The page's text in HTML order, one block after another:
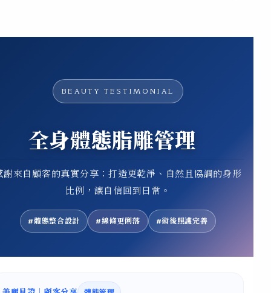
BEAUTY TESTIMONIAL
全身體態脂雕管理
謝來自顧客的真實分享：打造更乾淨、自然且協調的身形
比例，讓自信回到日常。
#體態整合設計 #線條更俐落 #術後照護完善